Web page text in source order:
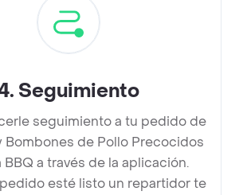
. Seguimiento
seguimiento a tu pedido de
Bombones de Pollo Precocidos
BBQ a través de la aplicación.
esté listo un repartidor te